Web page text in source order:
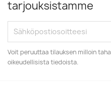
tarjouksistamme
Voit peruuttaa tilauksen milloin
oikeudellisista tiedoista.